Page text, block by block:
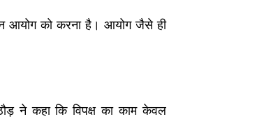
आयोग को करना है। आयोग जैसे ही
ने कहा कि विपक्ष का काम केवल